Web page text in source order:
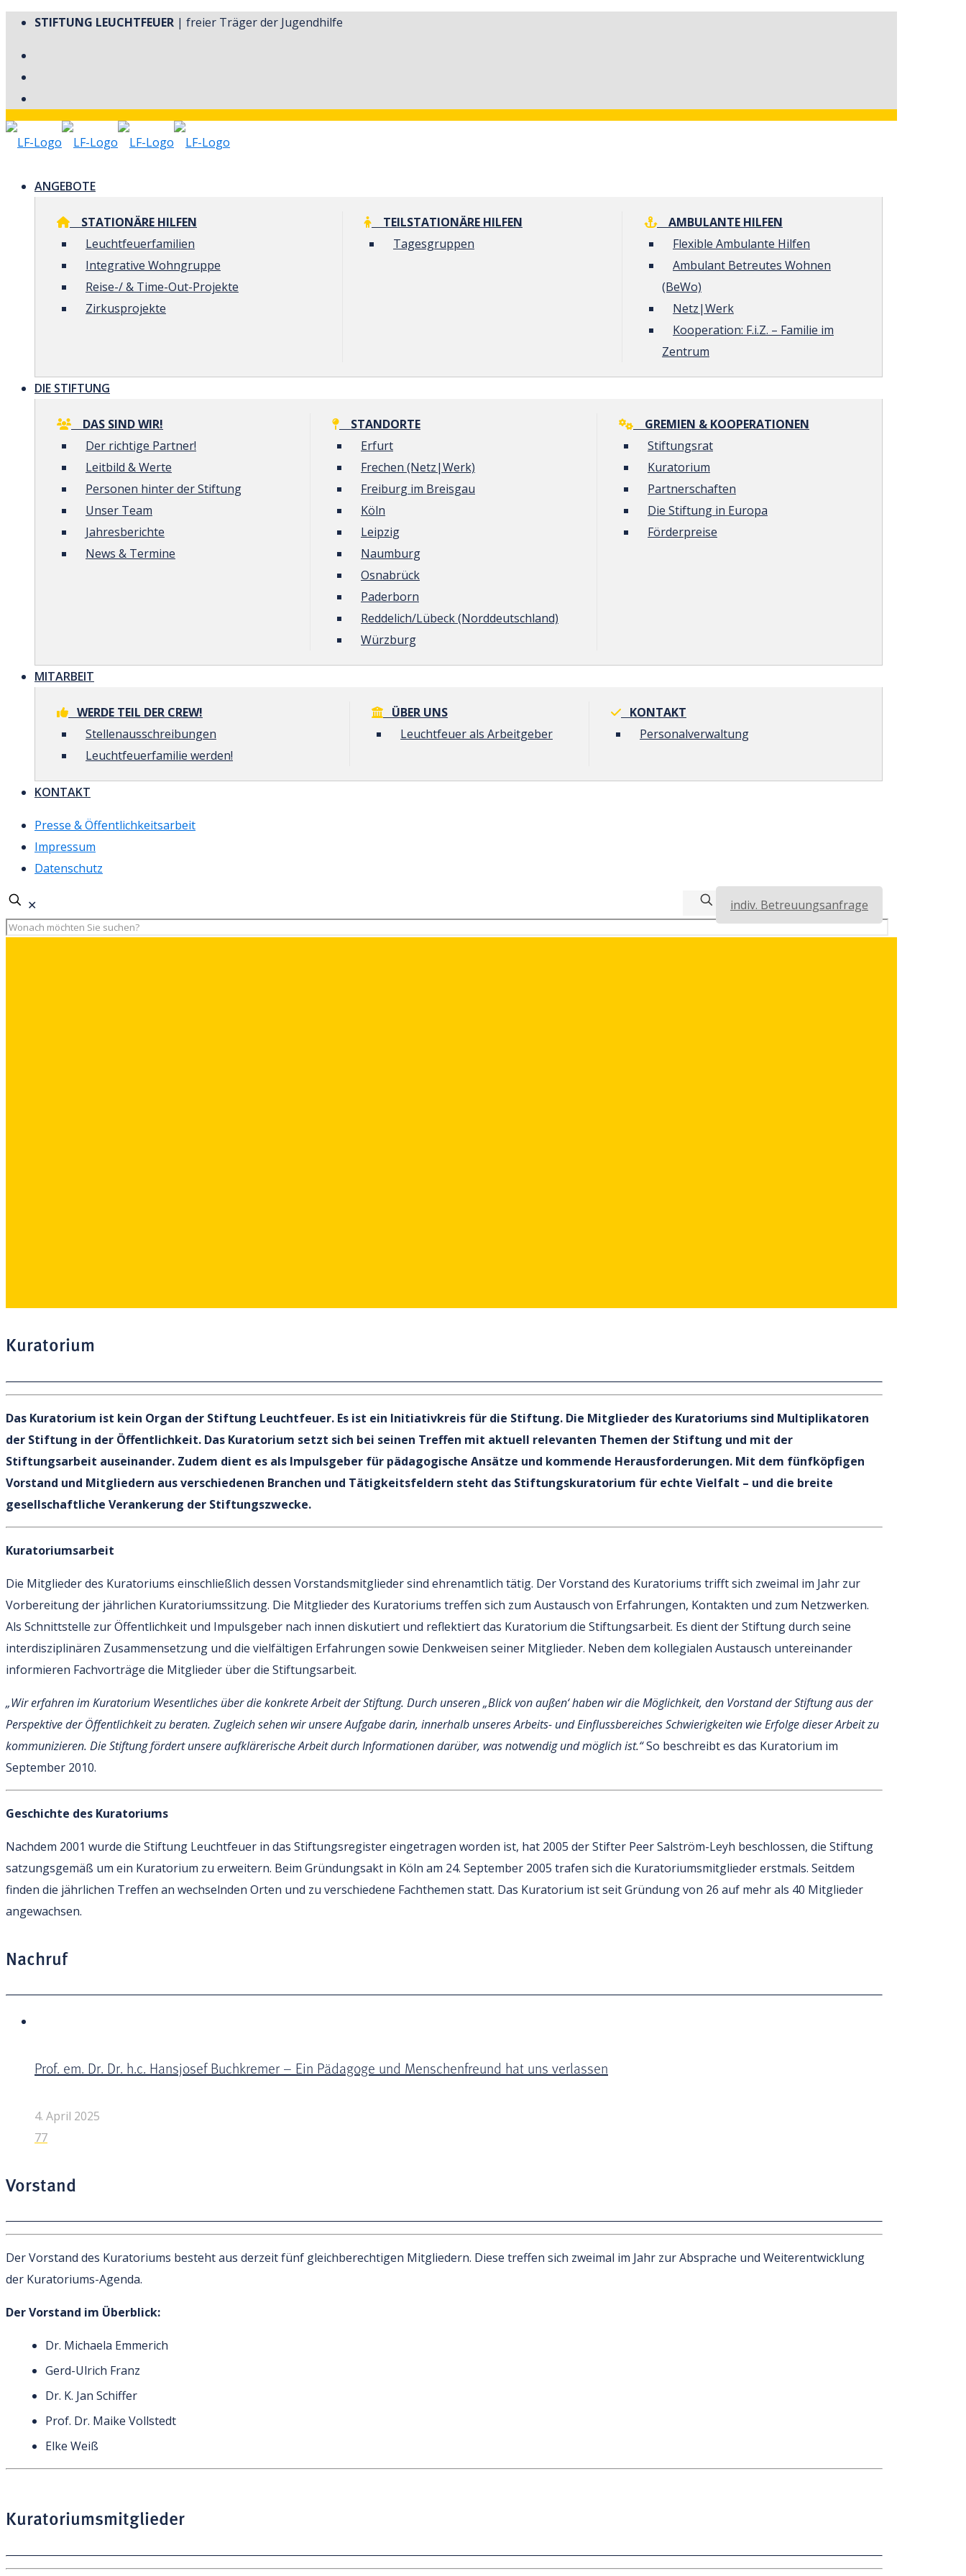
STIFTUNG LEUCHTFEUER | freier Träger der Jugendhilfe
ANGEBOTE
STATIONÄRE HILFEN
Leuchtfeuerfamilien
Integrative Wohngruppe
Reise-/ & Time-Out-Projekte
Zirkusprojekte
TEILSTATIONÄRE HILFEN
Tagesgruppen
AMBULANTE HILFEN
Flexible Ambulante Hilfen
Ambulant Betreutes Wohnen
(BeWo)
Netz|Werk
Kooperation: F.i.Z. – Familie im
Zentrum
DIE STIFTUNG
DAS SIND WIR!
Der richtige Partner!
Leitbild & Werte
Personen hinter der Stiftung
Unser Team
Jahresberichte
News & Termine
STANDORTE
Erfurt
Frechen (Netz|Werk)
Freiburg im Breisgau
Köln
Leipzig
Naumburg
Osnabrück
Paderborn
Reddelich/Lübeck (Norddeutschland)
Würzburg
GREMIEN & KOOPERATIONEN
Stiftungsrat
Kuratorium
Partnerschaften
Die Stiftung in Europa
Förderpreise
MITARBEIT
WERDE TEIL DER CREW!
Stellenausschreibungen
Leuchtfeuerfamilie werden!
ÜBER UNS
Leuchtfeuer als Arbeitgeber
KONTAKT
Personalverwaltung
KONTAKT
Presse & Öffentlichkeitsarbeit
Impressum
Datenschutz
indiv. Betreuungsanfrage
✕
Kuratorium
Das Kuratorium ist kein Organ der Stiftung Leuchtfeuer. Es ist ein Initiativkreis für die Stiftung. Die Mitglieder des Kuratoriums sind Multiplikatoren
der Stiftung in der Öffentlichkeit. Das Kuratorium setzt sich bei seinen Treffen mit aktuell relevanten Themen der Stiftung und mit der
Stiftungsarbeit auseinander. Zudem dient es als Impulsgeber für pädagogische Ansätze und kommende Herausforderungen. Mit dem fünfköpfigen
Vorstand und Mitgliedern aus verschiedenen Branchen und Tätigkeitsfeldern steht das Stiftungskuratorium für echte Vielfalt – und die breite
gesellschaftliche Verankerung der Stiftungszwecke.
Kuratoriumsarbeit
Die Mitglieder des Kuratoriums einschließlich dessen Vorstandsmitglieder sind ehrenamtlich tätig. Der Vorstand des Kuratoriums trifft sich zweimal im Jahr zur
Vorbereitung der jährlichen Kuratoriumssitzung. Die Mitglieder des Kuratoriums treffen sich zum Austausch von Erfahrungen, Kontakten und zum Netzwerken.
Als Schnittstelle zur Öffentlichkeit und Impulsgeber nach innen diskutiert und reflektiert das Kuratorium die Stiftungsarbeit. Es dient der Stiftung durch seine
interdisziplinären Zusammensetzung und die vielfältigen Erfahrungen sowie Denkweisen seiner Mitglieder. Neben dem kollegialen Austausch untereinander
informieren Fachvorträge die Mitglieder über die Stiftungsarbeit.
„Wir erfahren im Kuratorium Wesentliches über die konkrete Arbeit der Stiftung. Durch unseren „Blick von außen‘ haben wir die Möglichkeit, den Vorstand der Stiftung aus der
Perspektive der Öffentlichkeit zu beraten. Zugleich sehen wir unsere Aufgabe darin, innerhalb unseres Arbeits- und Einflussbereiches Schwierigkeiten wie Erfolge dieser Arbeit zu
kommunizieren. Die Stiftung fördert unsere aufklärerische Arbeit durch Informationen darüber, was notwendig und möglich ist.“So beschreibt es das Kuratorium im
September 2010.
Geschichte des Kuratoriums
Nachdem 2001 wurde die Stiftung Leuchtfeuer in das Stiftungsregister eingetragen worden ist, hat 2005 der Stifter Peer Salström-Leyh beschlossen, die Stiftung
satzungsgemäß um ein Kuratorium zu erweitern. Beim Gründungsakt in Köln am 24. September 2005 trafen sich die Kuratoriumsmitglieder erstmals. Seitdem
finden die jährlichen Treffen an wechselnden Orten und zu verschiedene Fachthemen statt. Das Kuratorium ist seit Gründung von 26 auf mehr als 40 Mitglieder
angewachsen.
Nachruf
Prof. em. Dr. Dr. h.c. Hansjosef Buchkremer – Ein Pädagoge und Menschenfreund hat uns verlassen
4. April 2025
77
Vorstand
Der Vorstand des Kuratoriums besteht aus derzeit fünf gleichberechtigen Mitgliedern. Diese treffen sich zweimal im Jahr zur Absprache und Weiterentwicklung
der Kuratoriums-Agenda.
Der Vorstand im Überblick:
Dr. Michaela Emmerich
Gerd-Ulrich Franz
Dr. K. Jan Schiffer
Prof. Dr. Maike Vollstedt
Elke Weiß
Kuratoriumsmitglieder